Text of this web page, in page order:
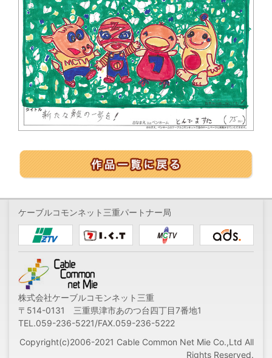
ケーブルコモンネット三重パートナー局
株式会社ケーブルコモンネット三重
〒514-0131 三重県津市あのつ台四丁目7番地1
TEL.059-236-5221/FAX.059-236-5222
Copyright(c)2006-2021 Cable Common Net Mie Co.,Ltd All
Rights Reserved.